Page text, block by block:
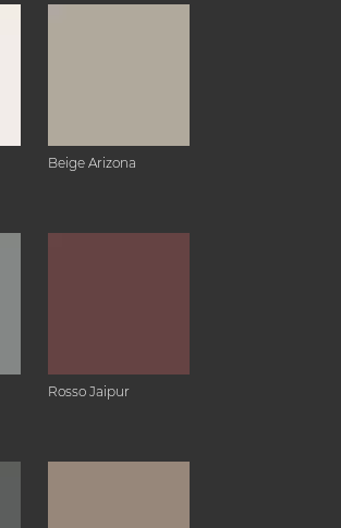
Beige Arizona
Rosso Jaipur